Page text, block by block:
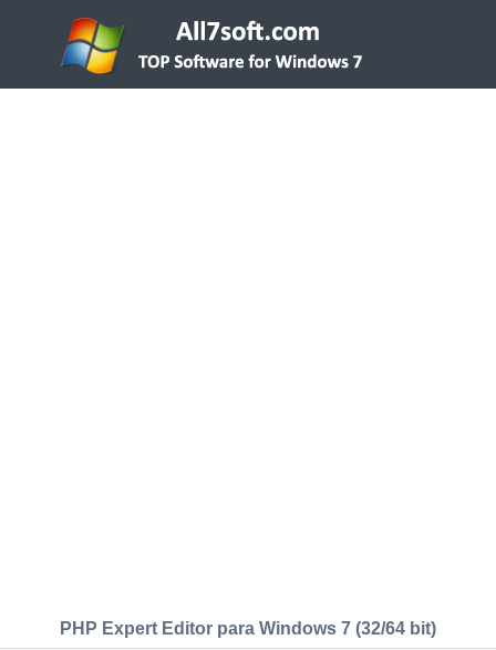
PHP Expert Editor para Windows 7 (32/64 bit)